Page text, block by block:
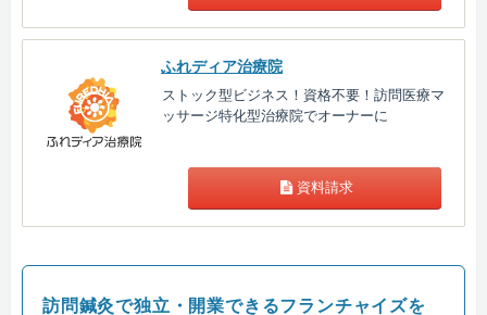
ふれディア治療院
ストック型ビジネス！資格不要！訪問医療マ
ッサージ特化型治療院でオーナーに
資料請求
訪問鍼灸で独立・開業できるフランチャイズを